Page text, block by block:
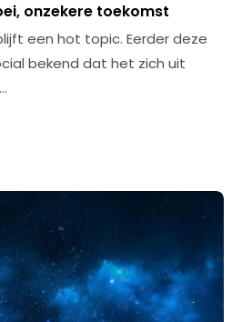
onzekere toekomst
een hot topic. Eerder deze
bekend dat het zich uit